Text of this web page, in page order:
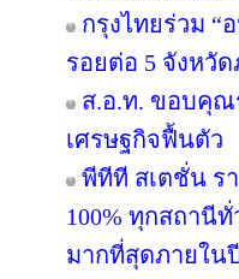
กรุงไทยร่วม
รอยต่อ 5 จังหวั
ส.อ.ท. ขอบคุณ
เศรษฐกิจฟื้นตัว
พีทีที สเตชั่น ร
100% ทุกสถานี
มากที่สุดภายใน